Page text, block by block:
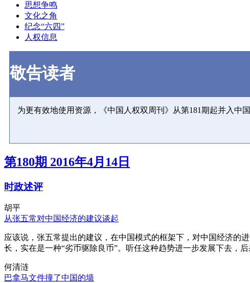
思想争鸣
文化之角
纪念“六四”
人权信息
敬告读者
为更有效地使用资源，《中国人权双周刊》从第181期起并入中
第180期 2016年4月14日
时政述评
胡平
从张五常对中国经济的建议谈起
应该说，张五常提出的建议，在中国模式的框架下，对中国经济的
长，实在是一种“劣币驱除良币”。听任这种趋势进一步发展下去，后
何清涟
巴拿马文件撞了中国的墙